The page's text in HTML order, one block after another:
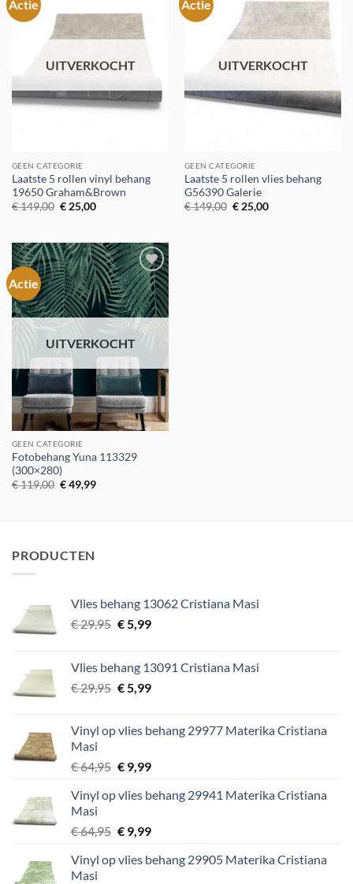
Actie
aan
verlanglijst
UITVERKOCHT
GEEN CATEGORIE
Laatste 5 rollen vinyl behang
19650 Graham&Brown
€149,00 Oorspronkelijke
€25,00Huidige
Actie
Toevoegen
aan
verlanglijst
UITVERKOCHT
GEEN CATEGORIE
Laatste 5 rollen vlies behang
G56390 Galerie
€149,00 Oorspronkelijke
€25,00Huidige
Actie
Toevoegen
aan
verlanglijst
UITVERKOCHT
GEEN CATEGORIE
Fotobehang Yuna 113329
(300×280)
€119,00 Oorspronkelijke
€49,99Huidige
PRODUCTEN
Vlies behang 13062 Cristiana Masi
€29,95 Oorspronkelijke
€ 29,95.
€5,99Huidige
€ 5,99.
Vlies behang 13091 Cristiana Masi
€29,95 Oorspronkelijke
€ 29,95.
€5,99Huidige
€ 5,99.
Vinyl op vlies behang 29977 Materika Cristiana
Masi
€64,95 Oorspronkelijke
was:
€9,99Huidige
is:
Vinyl op vlies behang 29941 Materika Cristiana
Masi
€64,95 Oorspronkelijke
was:
€9,99Huidige
is:
Vinyl op vlies behang 29905 Materika Cristiana
Masi